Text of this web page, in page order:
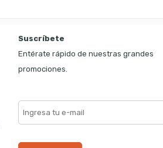
Suscríbete
Entérate rápido de nuestras grandes
promociones.